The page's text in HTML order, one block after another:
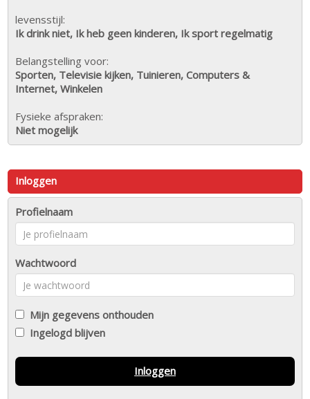
levensstijl:
Ik drink niet, Ik heb geen kinderen, Ik sport regelmatig
Belangstelling voor:
Sporten, Televisie kijken, Tuinieren, Computers &
Internet, Winkelen
Fysieke afspraken:
Niet mogelijk
Inloggen
Profielnaam
Wachtwoord
Mijn gegevens onthouden
Ingelogd blijven
Inloggen